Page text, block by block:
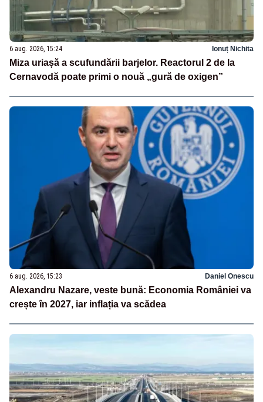
6 aug. 2026, 15:24 Ionuț Nichita
Miza uriașă a scufundării barjelor. Reactorul 2 de la
Cernavodă poate primi o nouă „gură de oxigen”
6 aug. 2026, 15:23 Daniel Onescu
Alexandru Nazare, veste bună: Economia României va
crește în 2027, iar inflația va scădea